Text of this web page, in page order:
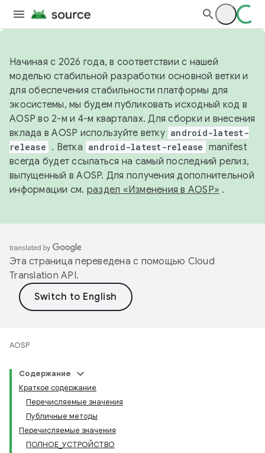
Начиная с 2026 года, в соответствии с нашей
моделью стабильной разработки основной ветки и
для обеспечения стабильности платформы для
экосистемы, мы будем публиковать исходный код в
AOSP во 2-м и 4-м кварталах. Для сборки и внесения
вклада в AOSP используйте ветку android-latest-
release . Ветка android-latest-release manifest
всегда будет ссылаться на самый последний релиз,
выпущенный в AOSP. Для получения дополнительной
информации см. раздел «Изменения в AOSP» .
Эта страница переведена с помощью Cloud
Translation API.
AOSP
Содержание
Краткое содержание
Перечисляемые значения
Публичные методы
Перечисляемые значения
ПОЛНОЕ_УСТРОЙСТВО